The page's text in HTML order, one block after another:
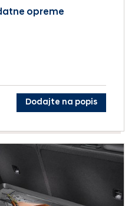
opreme
Dodajte na popis